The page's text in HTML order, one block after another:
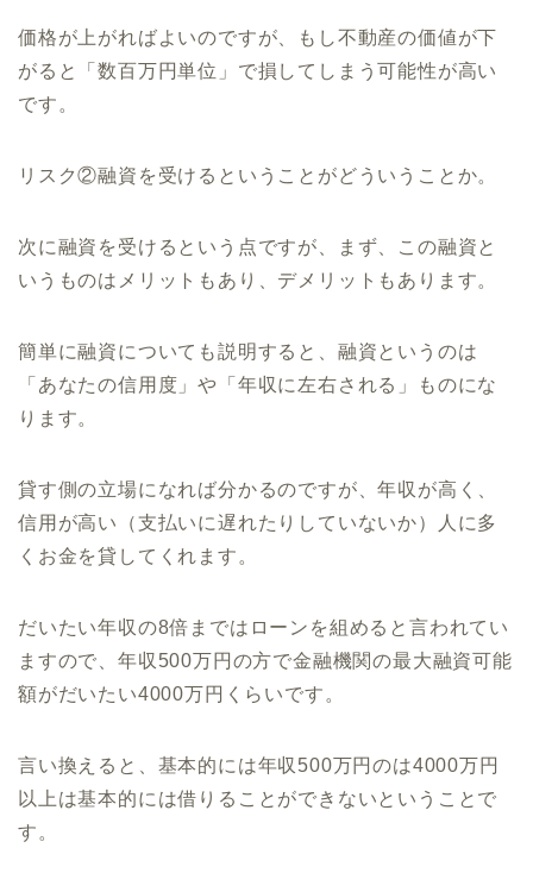
価格が上がればよいのですが、もし不動産の価値が下
がると「数百万円単位」で損してしまう可能性が高い
です。
リスク②融資を受けるということがどういうことか。
次に融資を受けるという点ですが、まず、この融資と
いうものはメリットもあり、デメリットもあります。
簡単に融資についても説明すると、融資というのは
「あなたの信用度」や「年収に左右される」ものにな
ります。
貸す側の立場になれば分かるのですが、年収が高く、
信用が高い（支払いに遅れたりしていないか）人に多
くお金を貸してくれます。
だいたい年収の8倍まではローンを組めると言われてい
ますので、年収 500万円の方で金融機関の最大融資可能
額がだいたい4000万円くらいです。
言い換えると、基本的には年収 500万円のは4000万円
以上は基本的には借りることができないということで
す。